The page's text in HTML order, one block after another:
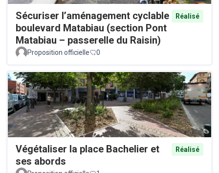
Sécuriser l’aménagement cyclable
boulevard Matabiau (section Pont
Matabiau – passerelle du Raisin)
Réalisé
Proposition officielle 0
Végétaliser la place Bachelier et
ses abords
Réalisé